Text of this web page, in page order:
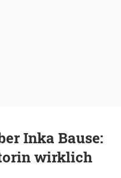
Inka Bause:
wirklich